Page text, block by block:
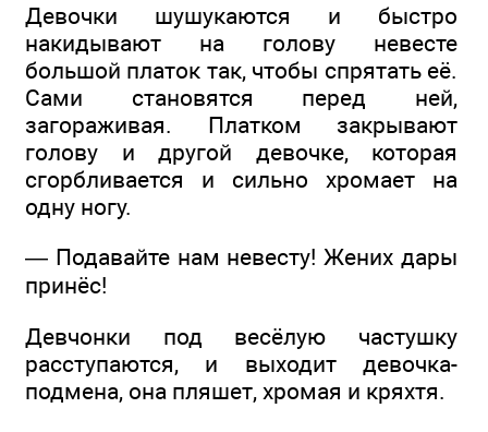
Девочки шушукаются и быстро
накидывают на голову невесте
большой платок так, чтобы спрятать её.
Сами становятся перед ней,
загораживая. Платком закрывают
голову и другой девочке, которая
сгорбливается и сильно хромает на
одну ногу.
— Подавайте нам невесту! Жених дары
принёс!
Девчонки под весёлую частушку
расступаются, и выходит девочка-
подмена, она пляшет, хромая и кряхтя.